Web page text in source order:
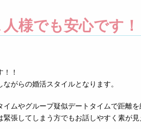
様でも安心です
！
がらの婚活スタイルとなります。
イムやグループ疑似デートタイムで距離
緊張してしまう方でもお話しやすく素が